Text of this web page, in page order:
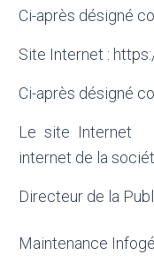
Ci-après désigné
Site Internet :
Ci-après désigné
Le site Internet
internet de la
Directeur de la
Maintenance